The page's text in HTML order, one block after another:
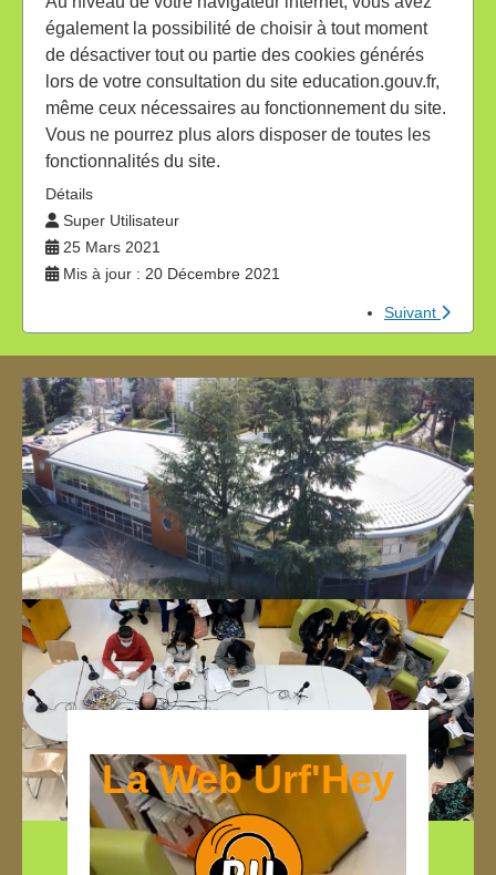
également la possibilité de choisir à tout moment
de désactiver tout ou partie des cookies générés
lors de votre consultation du site education.gouv.fr,
même ceux nécessaires au fonctionnement du site.
Vous ne pourrez plus alors disposer de toutes les
fonctionnalités du site.
Détails
Super Utilisateur
25 Mars 2021
Mis à jour : 20 Décembre 2021
Suivant
La Web Urf'Hey